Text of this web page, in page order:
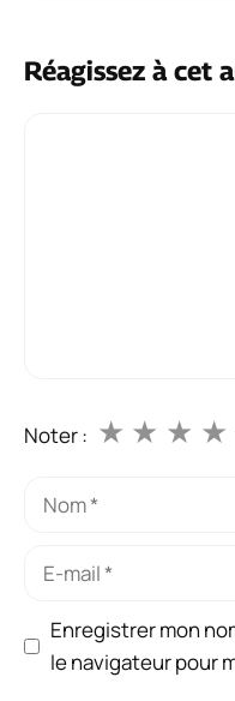
Réagissez à cet
Noter : ★
★
★
★
Nom
Enregistrer mon
le navigateur pour